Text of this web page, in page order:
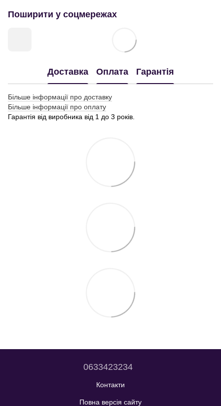
Поширити у соцмережах
Доставка Оплата Гарантія
Більше інформації про доставку
Більше інформації про оплату
Гарантія від виробника від 1 до 3 років.
0633423234
Контакти
Повна версія сайту